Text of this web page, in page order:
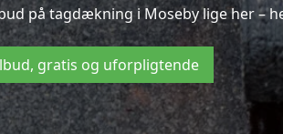
på tagdækning i Moseby lige her –
gratis og uforpligtende